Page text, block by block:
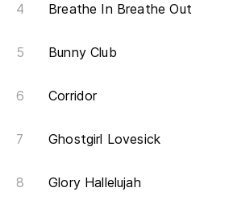
Breathe In Breathe Out
Bunny Club
Corridor
Ghostgirl Lovesick
Glory Hallelujah